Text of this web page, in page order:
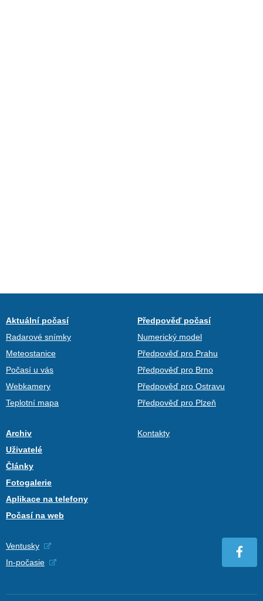
Aktuální počasí
Radarové snímky
Meteostanice
Počasí u vás
Webkamery
Teplotní mapa
Předpověď počasí
Numerický model
Předpověď pro Prahu
Předpověď pro Brno
Předpověď pro Ostravu
Předpověď pro Plzeň
Archiv
Uživatelé
Články
Fotogalerie
Aplikace na telefony
Počasí na web
Kontakty
Ventusky
In-počasie